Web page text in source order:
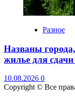
Разное
Названы
жилье для
10.08.2026 0
Copyright © Все